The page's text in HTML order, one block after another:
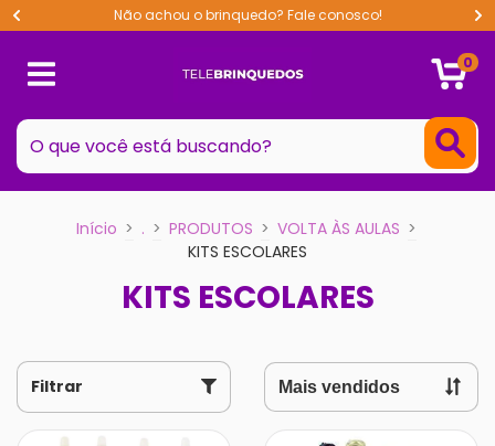
Não achou o brinquedo? Fale conosco!
0
Início > . > PRODUTOS > VOLTA ÀS AULAS >
KITS ESCOLARES
KITS ESCOLARES
Filtrar